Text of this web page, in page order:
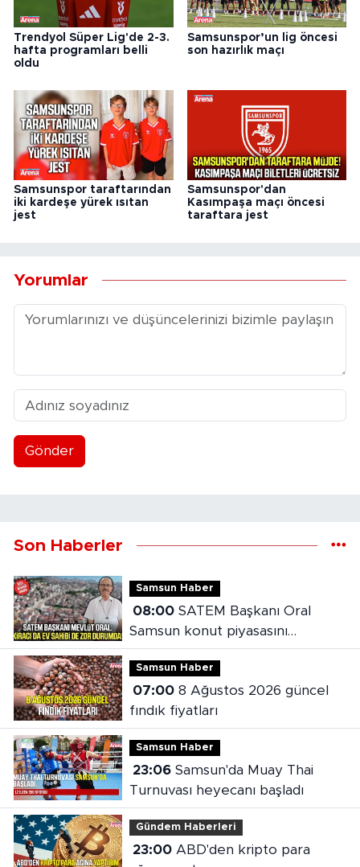
Trendyol Süper Lig'de 2-3.
hafta programları belli
oldu
Samsunspor’un lig öncesi
son hazırlık maçı
Samsunspor taraftarından
iki kardeşe yürek ısıtan
jest
Samsunspor'dan
Kasımpaşa maçı öncesi
taraftara jest
Yorumlar
Gönder
Son Haberler
Samsun Haber
08:00SATEM Başkanı Oral
Samsun konut piyasasını
değerlendirdi
Samsun Haber
07:008 Ağustos 2026 güncel
fındık fiyatları
Samsun Haber
23:06Samsun'da Muay Thai
Turnuvası heyecanı başladı
Gündem Haberleri
23:00ABD'den kripto para